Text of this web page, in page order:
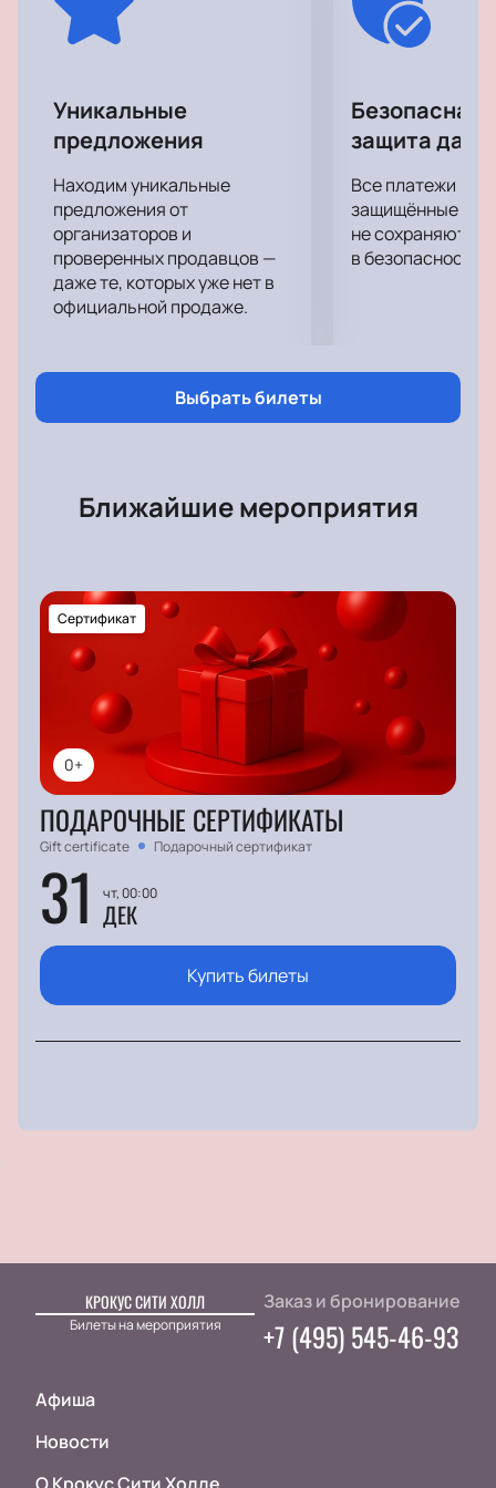
отличное настроение, которое останется с вами
надолго.
Уникальные
предложения
Находим уникальные
предложения от
организаторов и
проверенных продавцов —
даже те, которых уже нет в
официальной продаже.
Безопасная
защита
Все платежи
защищённые
не сохраняются
в безопасности.
Выбрать билеты
Ближайшие мероприятия
0+
Сертификат
ПОДАРОЧНЫЕ СЕРТИФИКАТЫ
Gift certificate Подарочный сертификат
31 чт, 00:00
ДЕК
Купить билеты
КРОКУС СИТИ ХОЛЛ
Билеты на мероприятия
Афиша
Новости
Заказ и бронирование
+7 (495) 545-46-93